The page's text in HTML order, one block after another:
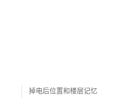
掉电后位置和楼层记忆